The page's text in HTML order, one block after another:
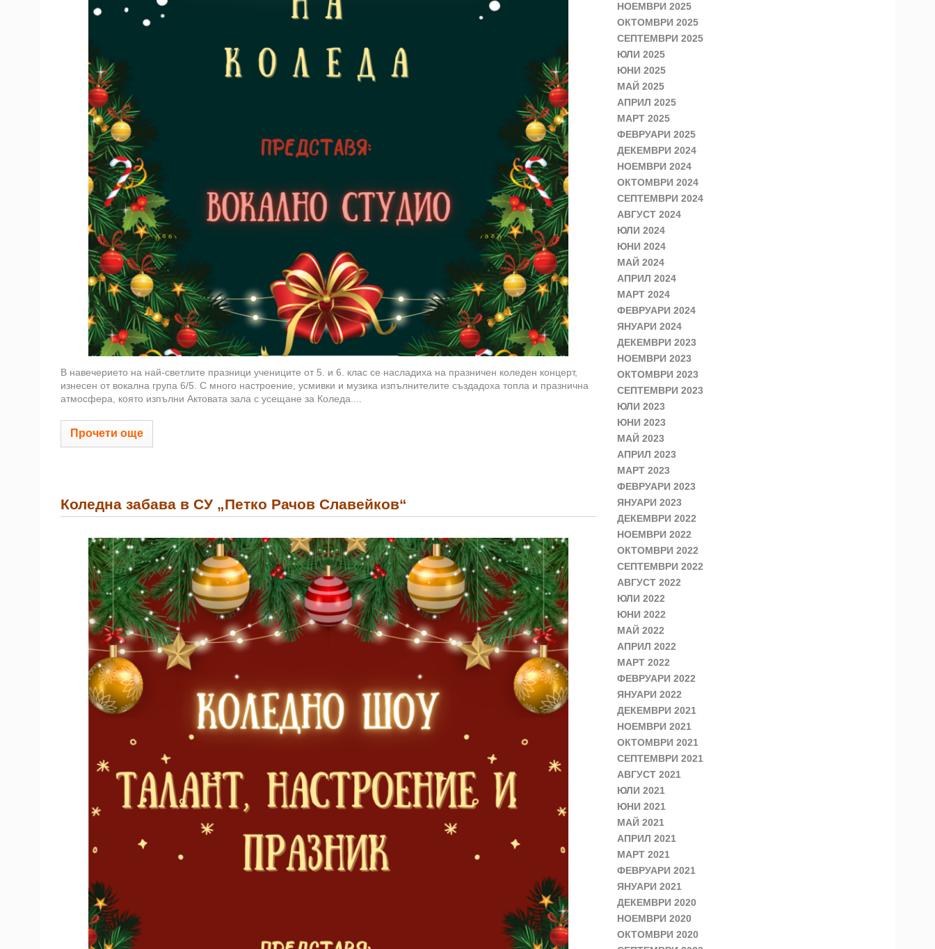
В навечерието на най-светлите празници учениците от 5. и 6. клас се насладиха на празничен коледен концерт,
изнесен от вокална група 6/5. С много настроение, усмивки и музика изпълнителите създадоха топла и празнична
атмосфера, която изпълни Актовата зала с усещане за Коледа....
Прочети още
Коледна забава в СУ „Петко Рачов Славейков“
НОЕМВРИ 2025
ОКТОМВРИ 2025
СЕПТЕМВРИ 2025
ЮЛИ 2025
ЮНИ 2025
МАЙ 2025
АПРИЛ 2025
МАРТ 2025
ФЕВРУАРИ 2025
ДЕКЕМВРИ 2024
НОЕМВРИ 2024
ОКТОМВРИ 2024
СЕПТЕМВРИ 2024
АВГУСТ 2024
ЮЛИ 2024
ЮНИ 2024
МАЙ 2024
АПРИЛ 2024
МАРТ 2024
ФЕВРУАРИ 2024
ЯНУАРИ 2024
ДЕКЕМВРИ 2023
НОЕМВРИ 2023
ОКТОМВРИ 2023
СЕПТЕМВРИ 2023
ЮЛИ 2023
ЮНИ 2023
МАЙ 2023
АПРИЛ 2023
МАРТ 2023
ФЕВРУАРИ 2023
ЯНУАРИ 2023
ДЕКЕМВРИ 2022
НОЕМВРИ 2022
ОКТОМВРИ 2022
СЕПТЕМВРИ 2022
АВГУСТ 2022
ЮЛИ 2022
ЮНИ 2022
МАЙ 2022
АПРИЛ 2022
МАРТ 2022
ФЕВРУАРИ 2022
ЯНУАРИ 2022
ДЕКЕМВРИ 2021
НОЕМВРИ 2021
ОКТОМВРИ 2021
СЕПТЕМВРИ 2021
АВГУСТ 2021
ЮЛИ 2021
ЮНИ 2021
МАЙ 2021
АПРИЛ 2021
МАРТ 2021
ФЕВРУАРИ 2021
ЯНУАРИ 2021
ДЕКЕМВРИ 2020
НОЕМВРИ 2020
ОКТОМВРИ 2020